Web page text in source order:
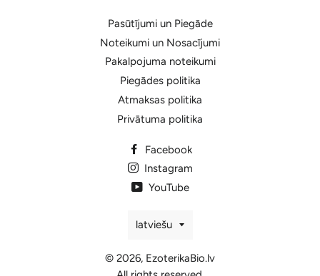
Pasūtījumi un Piegāde
Noteikumi un Nosacījumi
Pakalpojuma noteikumi
Piegādes politika
Atmaksas politika
Privātuma politika
Facebook
Instagram
YouTube
Valoda
latviešu
© 2026, EzoterikaBio.lv